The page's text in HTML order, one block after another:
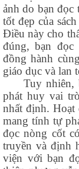
ảnh do bạn đọc
tốt đẹp của
Điều này cho
đúng, bạn đọc
đồng hành
giáo dục và lan
Tuy nhiên,
phát huy vai
nhất định. Hoạt
mang tính tự
đọc nòng cốt
truyền và định
viện với bạn